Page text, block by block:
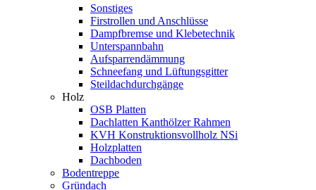
Sonstiges
Firstrollen und Anschlüsse
Dampfbremse und Klebetechnik
Unterspannbahn
Aufsparrendämmung
Schneefang und Lüftungsgitter
Steildachdurchgänge
Holz
OSB Platten
Dachlatten Kanthölzer Rahmen
KVH Konstruktionsvollholz NSi
Holzplatten
Dachboden
Bodentreppe
Gründach